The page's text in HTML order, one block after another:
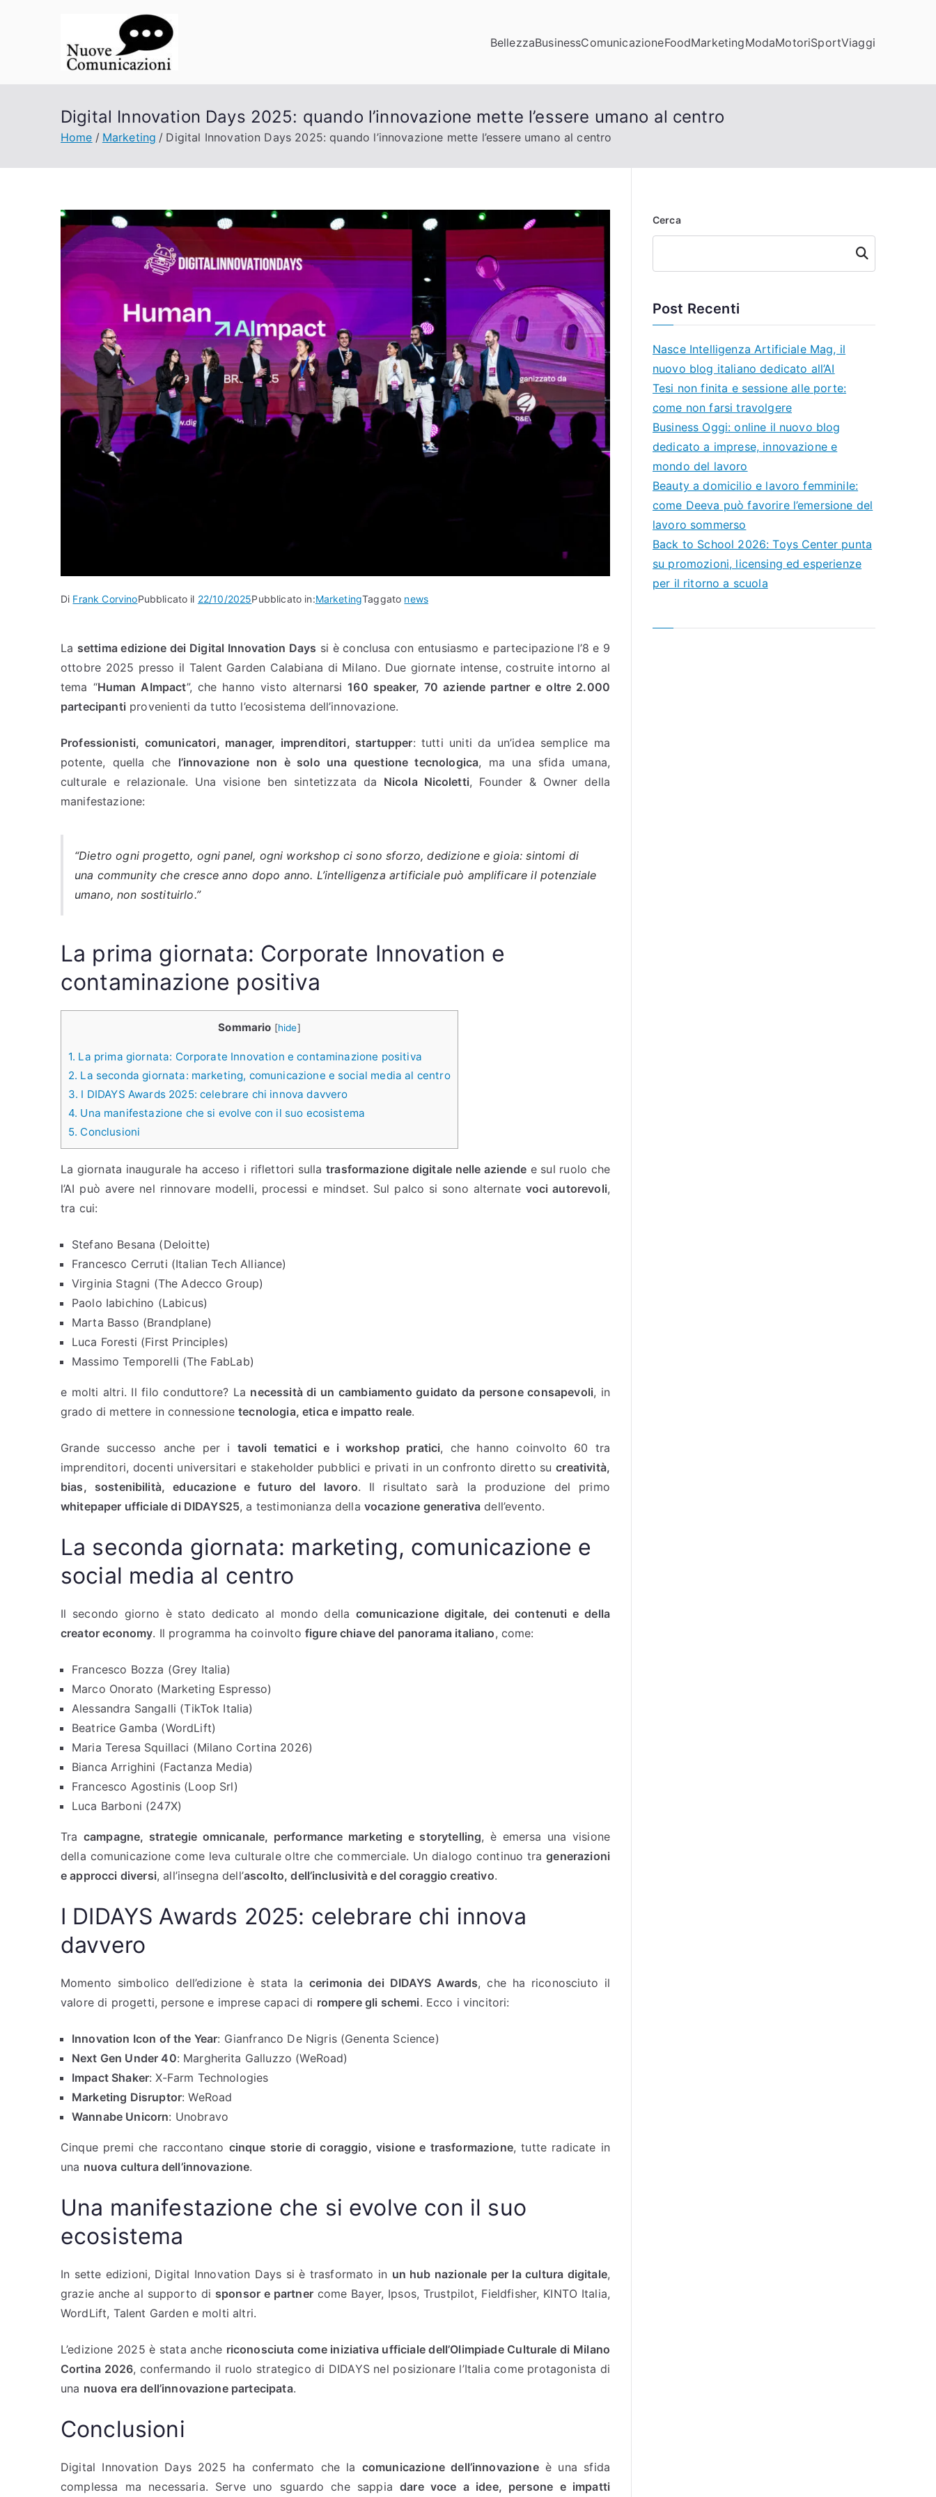
BellezzaBusinessComunicazioneFoodMarketingModaMotoriSportViaggi
Digital Innovation Days 2025: quando l’innovazione mette l’essere umano al centro
Home Marketing Digital Innovation Days 2025: quando l’innovazione mette l’essere umano al centro
Di Frank CorvinoPubblicato il 22/10/2025Pubblicato in:MarketingTaggato news
La settima edizione dei Digital Innovation Days si è conclusa con entusiasmo e partecipazione l’8 e 9
ottobre 2025 presso il Talent Garden Calabiana di Milano. Due giornate intense, costruite intorno al
tema “Human AImpact”, che hanno visto alternarsi160 speaker, 70 aziende partner e oltre 2.000
partecipanti provenienti da tutto l’ecosistema dell’innovazione.
Professionisti, comunicatori, manager, imprenditori, startupper: tutti uniti da un’idea semplice ma
potente, quella che l’innovazione non è solo una questione tecnologica, ma una sfida umana,
culturale e relazionale. Una visione ben sintetizzata da Nicola Nicoletti, Founder & Owner della
manifestazione:
“Dietro ogni progetto, ogni panel, ogni workshop ci sono sforzo, dedizione e gioia: sintomi di
una community che cresce anno dopo anno. L’intelligenza artificiale può amplificare il potenziale
umano, non sostituirlo.”
La prima giornata: Corporate Innovation e
contaminazione positiva
Sommario [hide]
1. La prima giornata: Corporate Innovation e contaminazione positiva
2. La seconda giornata: marketing, comunicazione e social media al centro
3. I DIDAYS Awards 2025: celebrare chi innova davvero
4. Una manifestazione che si evolve con il suo ecosistema
5. Conclusioni
La giornata inaugurale ha acceso i riflettori sullatrasformazione digitale nelle aziende e sul ruolo che
l’AI può avere nel rinnovare modelli, processi e mindset. Sul palco si sono alternate voci autorevoli,
tra cui:
Stefano Besana (Deloitte)
Francesco Cerruti (Italian Tech Alliance)
Virginia Stagni (The Adecco Group)
Paolo Iabichino (Labicus)
Marta Basso (Brandplane)
Luca Foresti (First Principles)
Massimo Temporelli (The FabLab)
e molti altri. Il filo conduttore? La necessità di un cambiamento guidato da persone consapevoli, in
grado di mettere in connessionetecnologia, etica e impatto reale.
Grande successo anche per i tavoli tematici e i workshop pratici, che hanno coinvolto 60 tra
imprenditori, docenti universitari e stakeholder pubblici e privati in un confronto diretto sucreatività,
bias, sostenibilità, educazione e futuro del lavoro. Il risultato sarà la produzione del primo
whitepaper ufficiale di DIDAYS25, a testimonianza della vocazione generativa dell’evento.
La seconda giornata: marketing, comunicazione e
social media al centro
Il secondo giorno è stato dedicato al mondo dellacomunicazione digitale, dei contenuti e della
creator economy. Il programma ha coinvolto figure chiave del panorama italiano, come:
Francesco Bozza (Grey Italia)
Marco Onorato (Marketing Espresso)
Alessandra Sangalli (TikTok Italia)
Beatrice Gamba (WordLift)
Maria Teresa Squillaci (Milano Cortina 2026)
Bianca Arrighini (Factanza Media)
Francesco Agostinis (Loop Srl)
Luca Barboni (247X)
Tra campagne, strategie omnicanale, performance marketing e storytelling, è emersa una visione
della comunicazione come leva culturale oltre che commerciale. Un dialogo continuo tragenerazioni
e approcci diversi, all’insegna dell’ascolto, dell’inclusività e del coraggio creativo.
I DIDAYS Awards 2025: celebrare chi innova
davvero
Momento simbolico dell’edizione è stata lacerimonia dei DIDAYS Awards, che ha riconosciuto il
valore di progetti, persone e imprese capaci di rompere gli schemi. Ecco i vincitori:
Innovation Icon of the Year: Gianfranco De Nigris (Genenta Science)
Next Gen Under 40: Margherita Galluzzo (WeRoad)
Impact Shaker: X-Farm Technologies
Marketing Disruptor: WeRoad
Wannabe Unicorn: Unobravo
Cinque premi che raccontano cinque storie di coraggio, visione e trasformazione, tutte radicate in
una nuova cultura dell’innovazione.
Una manifestazione che si evolve con il suo
ecosistema
In sette edizioni, Digital Innovation Days si è trasformato in un hub nazionale per la cultura digitale,
grazie anche al supporto di sponsor e partnercome Bayer, Ipsos, Trustpilot, Fieldfisher, KINTO Italia,
WordLift, Talent Garden e molti altri.
L’edizione 2025 è stata anche riconosciuta come iniziativa ufficiale dell’Olimpiade Culturale di Milano
Cortina 2026, confermando il ruolo strategico di DIDAYS nel posizionare l’Italia come protagonista di
una nuova era dell’innovazione partecipata.
Conclusioni
Digital Innovation Days 2025 ha confermato che la comunicazione dell’innovazioneè una sfida
complessa ma necessaria. Serve uno sguardo che sappiadare voce a idee, persone e impatti
Cerca
Cerca
Post Recenti
Nasce Intelligenza Artificiale Mag, il
nuovo blog italiano dedicato all’AI
Tesi non finita e sessione alle porte:
come non farsi travolgere
Business Oggi: online il nuovo blog
dedicato a imprese, innovazione e
mondo del lavoro
Beauty a domicilio e lavoro femminile:
come Deeva può favorire l’emersione del
lavoro sommerso
Back to School 2026: Toys Center punta
su promozioni, licensing ed esperienze
per il ritorno a scuola